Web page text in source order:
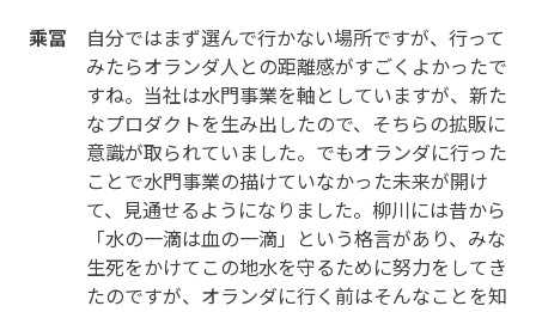
乘冨 自分ではまず選んで行かない場所ですが、行って
みたらオランダ人との距離感がすごくよかったで
すね。当社は水門事業を軸としていますが、新た
なプロダクトを生み出したので、そちらの拡販に
意識が取られていました。でもオランダに行った
ことで水門事業の描けていなかった未来が開け
て、見通せるようになりました。柳川には昔から
「水の一滴は血の一滴」という格言があり、みな
生死をかけてこの地水を守るために努力をしてき
たのですが、オランダに行く前はそんなことを知